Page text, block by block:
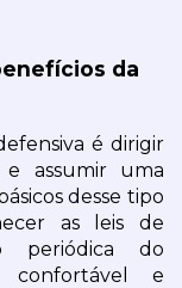
da
é dirigir
e assumir uma
desse tipo
as leis de
periódica do
e